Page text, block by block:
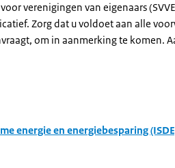
verenigingen van eigenaars
Zorg dat u voldoet aan alle
om in aanmerking te komen.
energie en energiebesparing